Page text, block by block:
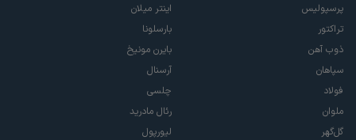
پرسپولیس
تراکتور
ذوب آهن
سپاهان
فولاد
ملوان
گل‌گهر
اینتر میلان
بارسلونا
بایرن مونیخ
آرسنال
چلسی
رئال مادرید
لیورپول